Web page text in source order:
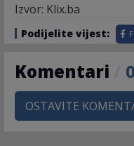
Izvor: Klix.ba
Podijelite vijest:
Komentari 0
OSTAVITE